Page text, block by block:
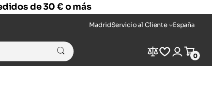
de 30 € o más
MadridServicio al Cliente España
Compare
Wishlist
Login
Cart
0